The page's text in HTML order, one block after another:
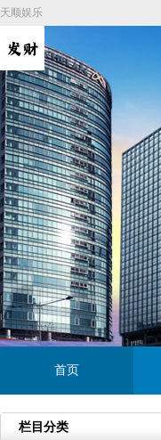
天顺娱乐
首页
栏目分类